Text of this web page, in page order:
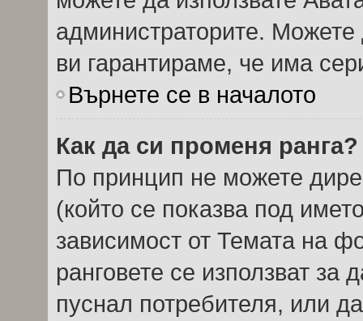
администраторите. Можете
ви гарантираме, че има
Върнете се в началото
Как да си променя ранга?
По принцип не можете
(който се показва под
зависимост от Темата на
ранговете се използват
пуснал потребителя, или